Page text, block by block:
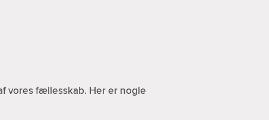
vores fællesskab. Her er nogle